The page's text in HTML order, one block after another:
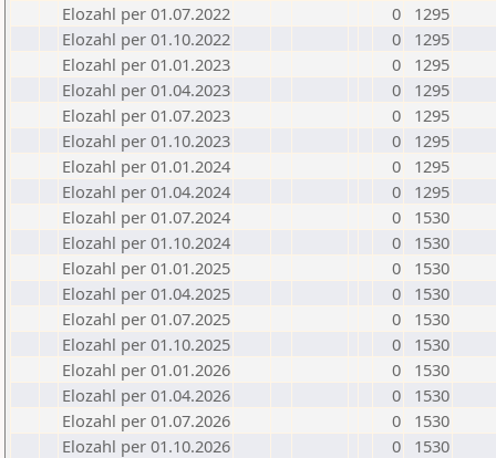
Elozahl per 01.07.2022
0
1295
Elozahl per 01.10.2022
0
1295
Elozahl per 01.01.2023
0
1295
Elozahl per 01.04.2023
0
1295
Elozahl per 01.07.2023
0
1295
Elozahl per 01.10.2023
0
1295
Elozahl per 01.01.2024
0
1295
Elozahl per 01.04.2024
0
1295
Elozahl per 01.07.2024
0
1530
Elozahl per 01.10.2024
0
1530
Elozahl per 01.01.2025
0
1530
Elozahl per 01.04.2025
0
1530
Elozahl per 01.07.2025
0
1530
Elozahl per 01.10.2025
0
1530
Elozahl per 01.01.2026
0
1530
Elozahl per 01.04.2026
0
1530
Elozahl per 01.07.2026
0
1530
Elozahl per 01.10.2026
0 1530